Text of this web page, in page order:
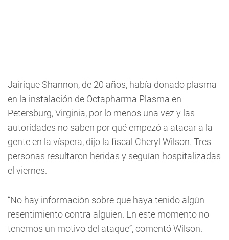
Jairique Shannon, de 20 años, había donado plasma
en la instalación de Octapharma Plasma en
Petersburg, Virginia, por lo menos una vez y las
autoridades no saben por qué empezó a atacar a la
gente en la víspera, dijo la fiscal Cheryl Wilson. Tres
personas resultaron heridas y seguían hospitalizadas
el viernes.
“No hay información sobre que haya tenido algún
resentimiento contra alguien. En este momento no
tenemos un motivo del ataque”, comentó Wilson.